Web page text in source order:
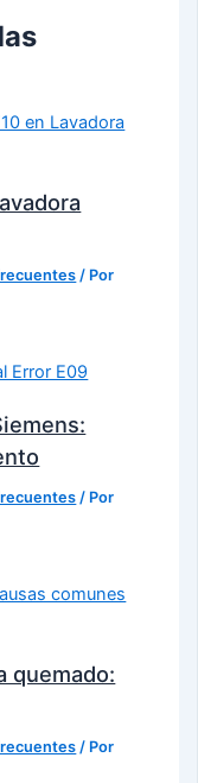
/ Por
/ Por
quemado:
/ Por